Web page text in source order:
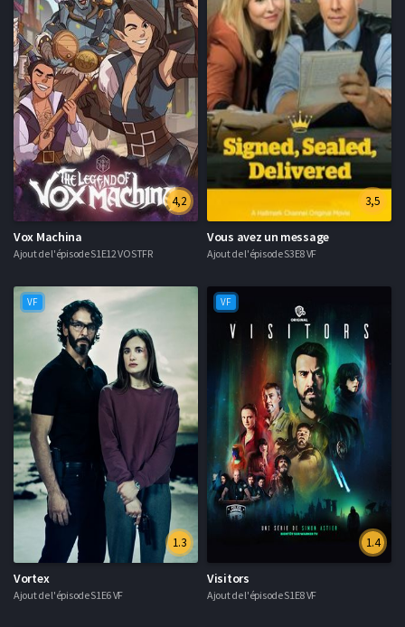
4,2
Vox Machina
Ajout de l'épisode S1E12 VOSTFR
3,5
Vous avez un message
Ajout de l'épisode S3E8 VF
VF
1.3
Vortex
Ajout de l'épisode S1E6 VF
VF
1.4
Visitors
Ajout de l'épisode S1E8 VF